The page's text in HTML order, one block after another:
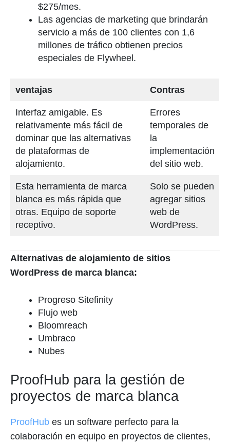
$275/mes.
Las agencias de marketing que brindarán
servicio a más de 100 clientes con 1,6
millones de tráfico obtienen precios
especiales de Flywheel.
ventajas Contras
Interfaz amigable. Es
relativamente más fácil de
dominar que las alternativas
de plataformas de
alojamiento.
Errores
temporales de
la
implementación
del sitio web.
Esta herramienta de marca
blanca es más rápida que
otras. Equipo de soporte
receptivo.
Solo se pueden
agregar sitios
web de
WordPress.
Alternativas de alojamiento de sitios
WordPress de marca blanca:
Progreso Sitefinity
Flujo web
Bloomreach
Umbraco
Nubes
ProofHub para la gestión de
proyectos de marca blanca
ProofHub es un software perfecto para la
colaboración en equipo en proyectos de clientes,